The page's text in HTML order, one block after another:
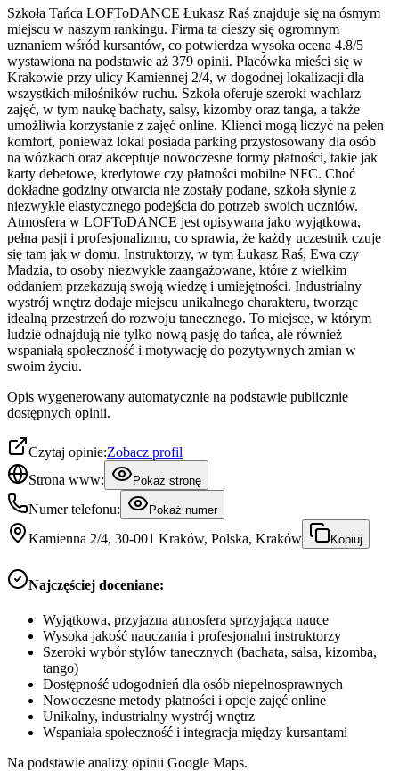
Szkoła Tańca LOFToDANCE Łukasz Raś znajduje się na ósmym
miejscu w naszym rankingu. Firma ta cieszy się ogromnym
uznaniem wśród kursantów, co potwierdza wysoka ocena 4.8/5
wystawiona na podstawie aż 379 opinii. Placówka mieści się w
Krakowie przy ulicy Kamiennej 2/4, w dogodnej lokalizacji dla
wszystkich miłośników ruchu. Szkoła oferuje szeroki wachlarz
zajęć, w tym naukę bachaty, salsy, kizomby oraz tanga, a także
umożliwia korzystanie z zajęć online. Klienci mogą liczyć na pełen
komfort, ponieważ lokal posiada parking przystosowany dla osób
na wózkach oraz akceptuje nowoczesne formy płatności, takie jak
karty debetowe, kredytowe czy płatności mobilne NFC. Choć
dokładne godziny otwarcia nie zostały podane, szkoła słynie z
niezwykle elastycznego podejścia do potrzeb swoich uczniów.
Atmosfera w LOFToDANCE jest opisywana jako wyjątkowa,
pełna pasji i profesjonalizmu, co sprawia, że każdy uczestnik czuje
się tam jak w domu. Instruktorzy, w tym Łukasz Raś, Ewa czy
Madzia, to osoby niezwykle zaangażowane, które z wielkim
oddaniem przekazują swoją wiedzę i umiejętności. Industrialny
wystrój wnętrz dodaje miejscu unikalnego charakteru, tworząc
idealną przestrzeń do rozwoju tanecznego. To miejsce, w którym
ludzie odnajdują nie tylko nową pasję do tańca, ale również
wspaniałą społeczność i motywację do pozytywnych zmian w
swoim życiu.
Opis wygenerowany automatycznie na podstawie publicznie
dostępnych opinii.
Czytaj opinie:Zobacz profil
Strona www:
Pokaż stronę
Numer telefonu: Pokaż numer
Kamienna 2/4, 30-001 Kraków, Polska, Kraków Kopiuj
Najczęściej doceniane:
Wyjątkowa, przyjazna atmosfera sprzyjająca nauce
Wysoka jakość nauczania i profesjonalni instruktorzy
Szeroki wybór stylów tanecznych (bachata, salsa, kizomba,
tango)
Dostępność udogodnień dla osób niepełnosprawnych
Nowoczesne metody płatności i opcje zajęć online
Unikalny, industrialny wystrój wnętrz
Wspaniała społeczność i integracja między kursantami
Na podstawie analizy opinii Google Maps.